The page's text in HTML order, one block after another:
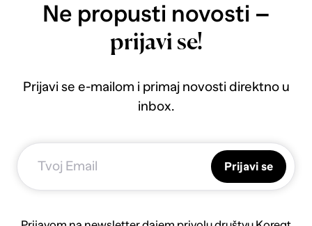
Ne propusti novosti –
prijavi se!
Prijavi se e-mailom i primaj novosti direktno u
inbox.
Prijavi se